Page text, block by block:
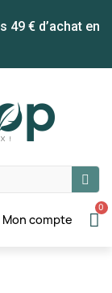
49 € d’achat en
Mon compte